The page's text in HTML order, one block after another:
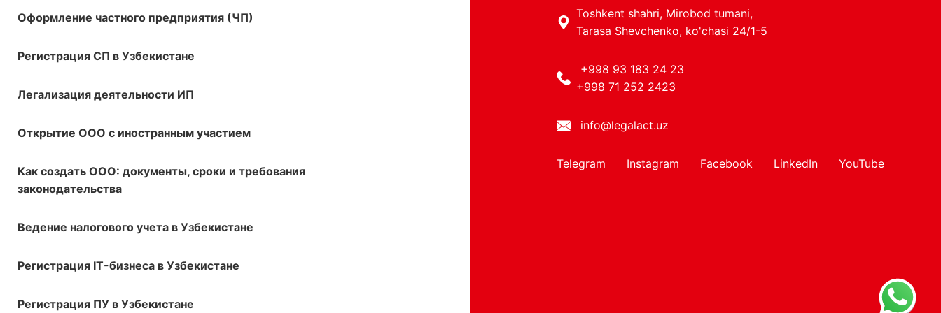
Оформление частного предприятия (ЧП)
Регистрация СП в Узбекистане
Легализация деятельности ИП
Открытие ООО с иностранным участием
Как создать ООО: документы, сроки и требования
законодательства
Ведение налогового учета в Узбекистане
Регистрация IT-бизнеса в Узбекистане
Регистрация ПУ в Узбекистане
Toshkent shahri, Mirobod tumani,
Tarasa Shevchenko, ko'chasi 24/1-5
+998 93 183 24 23
+998 71 252 2423
info@legalact.uz
Telegram Instagram Facebook LinkedIn YouTube